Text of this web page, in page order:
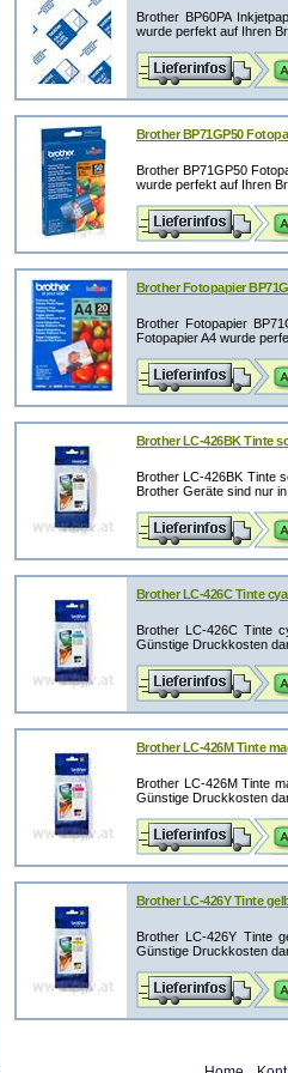
Brother BP60PA
wurde perfekt auf Ihren
Brother BP71GP50
Brother BP71GP50
wurde perfekt auf Ihren
Brother Fotopapier
Brother Fotopapier
Fotopapier A4 wurde
Brother LC-426BK Tinte
Brother LC-426BK Tinte
Brother Geräte sind nur
Brother LC-426C Tinte
Brother LC-426C Tinte
Günstige Druckkosten
Brother LC-426M Tinte
Brother LC-426M Tinte
Günstige Druckkosten
Brother LC-426Y Tinte
Brother LC-426Y Tinte
Günstige Druckkosten